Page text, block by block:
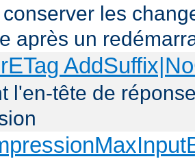
les
après un
l'en-tête de